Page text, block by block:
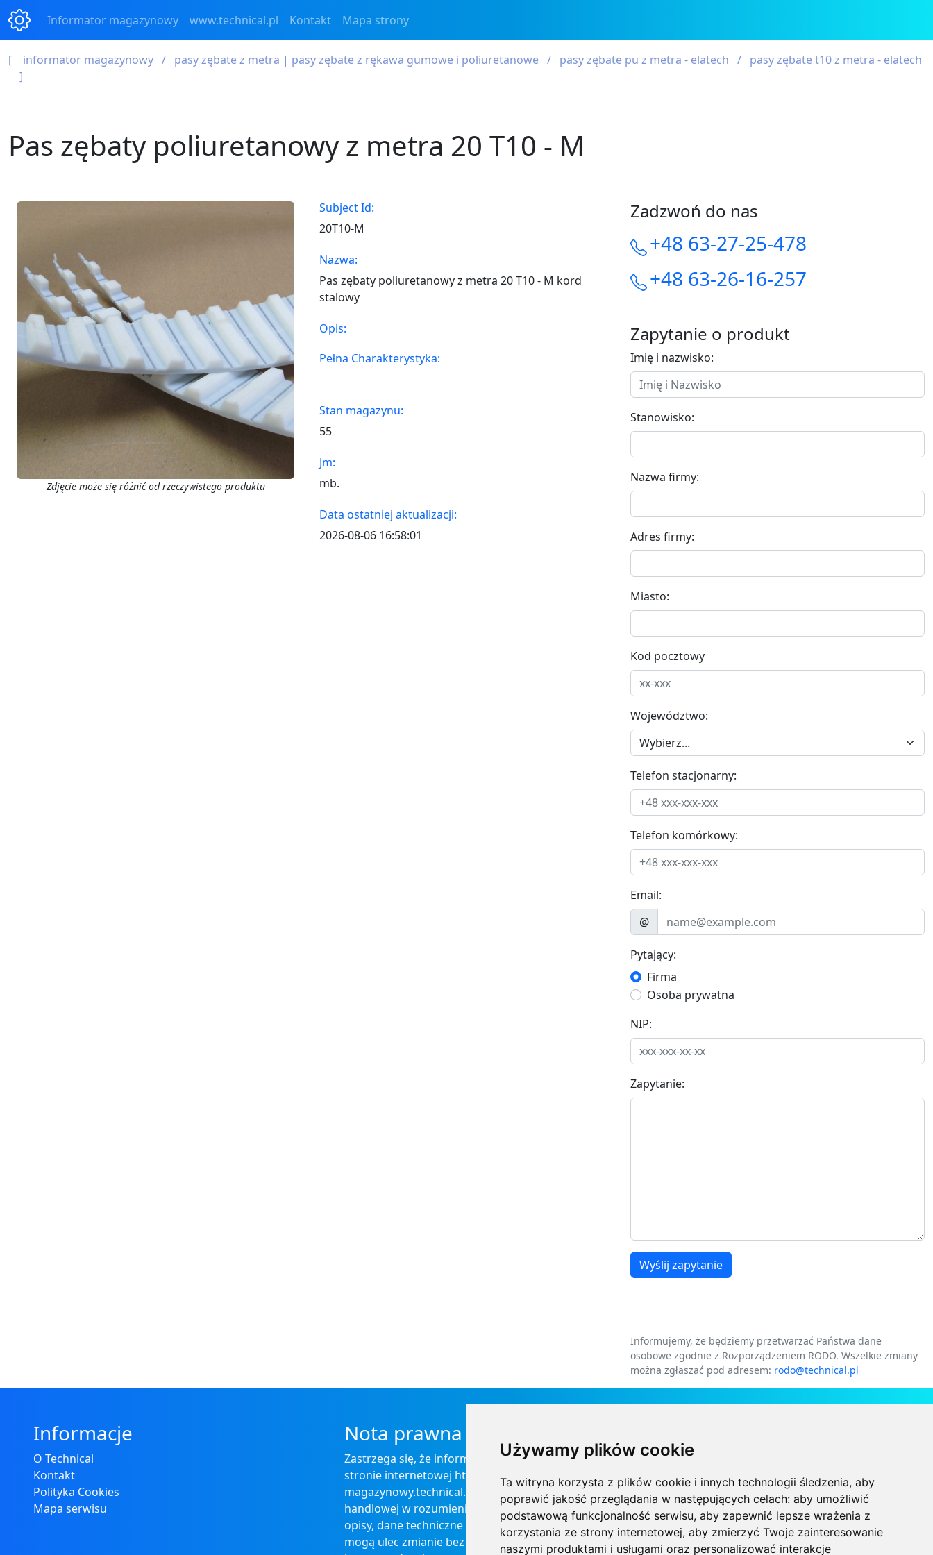
Używamy plików cookie
Ta witryna korzysta z plików cookie i innych technologii śledzenia, aby
poprawić jakość przeglądania w następujących celach: aby umożliwić
podstawową funkcjonalność serwisu, aby zapewnić lepsze wrażenia z
korzystania ze strony internetowej, aby zmierzyć Twoje zainteresowanie
naszymi produktami i usługami oraz personalizować interakcje
Informator magazynowy www.technical.pl Kontakt Mapa strony
informator magazynowy pasy zębate z metra | pasy zębate z rękawa gumowe i poliuretanowe pasy zębate pu z metra - elatech pasy zębate t10 z metra - elatech
Pas zębaty poliuretanowy z metra 20 T10 - M
Zdjęcie może się różnić od rzeczywistego produktu
Subject Id:
20T10-M
Nazwa:
Pas zębaty poliuretanowy z metra 20 T10 - M kord
stalowy
Opis:
Pełna Charakterystyka:
Stan magazynu:
55
Jm:
mb.
Data ostatniej aktualizacji:
2026-08-06 16:58:01
Zadzwoń do nas
+48 63-27-25-478
+48 63-26-16-257
Zapytanie o produkt
Imię i nazwisko:
Stanowisko:
Nazwa firmy:
Adres firmy:
Miasto:
Kod pocztowy
Województwo:
Telefon stacjonarny:
Telefon komórkowy:
Email:
@
Pytający:
Firma
Osoba prywatna
NIP:
Zapytanie:
Wyślij zapytanie
Informujemy, że będziemy przetwarzać Państwa dane
osobowe zgodnie z Rozporządzeniem RODO. Wszelkie zmiany
można zgłaszać pod adresem: rodo@technical.pl
Informacje
O Technical
Kontakt
Polityka Cookies
Mapa serwisu
Nota prawna
Zastrzega się, że informacje zamieszczone na
stronie internetowej https://informator-
magazynowy.technical.pl/ nie stanowią oferty
handlowej w rozumieniu prawa, ponadto
opisy, dane techniczne i pozostałe informacje
mogą ulec zmianie bez podania przyczyny i
Technical Grzegorz Tęgos
Polska, 62-600 Koło, ul. Toruńska 212
NIP 666-137-75-84, REGON 310288700
+48 63-27-25-478